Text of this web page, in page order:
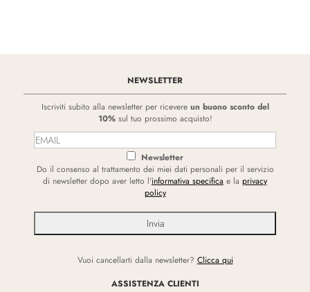
NEWSLETTER
Iscriviti subito alla newsletter per ricevere un buono sconto del
10%sul tuo prossimo acquisto!
Newsletter
Do il consenso al trattamento dei miei dati personali per il servizio
di newsletter dopo aver letto l'informativa specifica e la privacy
policy
Vuoi cancellarti dalla newsletter? Clicca qui
ASSISTENZA CLIENTI